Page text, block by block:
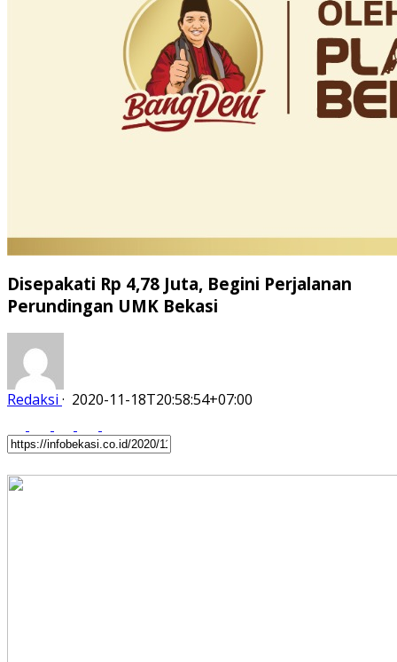
Disepakati Rp 4,78 Juta, Begini Perjalanan
Perundingan UMK Bekasi
Redaksi · 2020-11-18T20:58:54+07:00